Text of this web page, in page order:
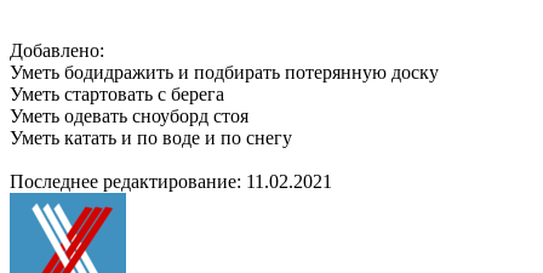
Добавлено:
Уметь бодидражить и подбирать потерянную доску
Уметь стартовать с берега
Уметь одевать сноуборд стоя
Уметь катать и по воде и по снегу
Последнее редактирование: 11.02.2021